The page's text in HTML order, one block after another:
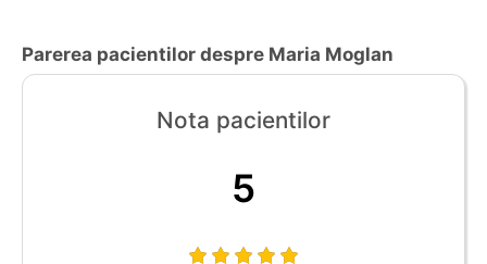
Parerea pacientilor despre Maria Moglan
Nota pacientilor
5